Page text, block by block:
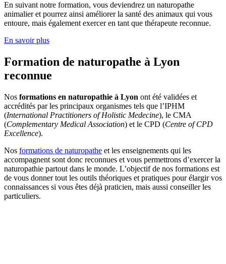
En suivant notre formation, vous deviendrez un naturopathe
animalier et pourrez ainsi améliorer la santé des animaux qui vous
entoure, mais également exercer en tant que thérapeute reconnue.
En savoir plus
Formation de naturopathe à Lyon
reconnue
Nos formations en naturopathie à Lyon ont été validées et
accrédités par les principaux organismes tels que l’IPHM
(International Practitioners of Holistic Medecine), le CMA
(Complementary Medical Association) et le CPD (Centre of CPD
Excellence).
Nos formations de naturopathe et les enseignements qui les
accompagnent sont donc reconnues et vous permettrons d’exercer la
naturopathie partout dans le monde. L’objectif de nos formations est
de vous donner tout les outils théoriques et pratiques pour élargir vos
connaissances si vous êtes déjà praticien, mais aussi conseiller les
particuliers.